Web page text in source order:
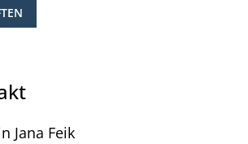
Jana Feik